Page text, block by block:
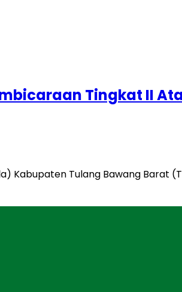
Tingkat II
Kabupaten Tulang Bawang Barat